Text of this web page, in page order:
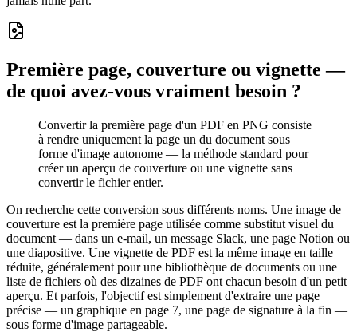
Première page, couverture ou vignette —
de quoi avez-vous vraiment besoin ?
Convertir la première page d'un PDF en PNG consiste
à rendre uniquement la page un du document sous
forme d'image autonome — la méthode standard pour
créer un aperçu de couverture ou une vignette sans
convertir le fichier entier.
On recherche cette conversion sous différents noms. Une image de
couverture est la première page utilisée comme substitut visuel du
document — dans un e-mail, un message Slack, une page Notion ou
une diapositive. Une vignette de PDF est la même image en taille
réduite, généralement pour une bibliothèque de documents ou une
liste de fichiers où des dizaines de PDF ont chacun besoin d'un petit
aperçu. Et parfois, l'objectif est simplement d'extraire une page
précise — un graphique en page 7, une page de signature à la fin —
sous forme d'image partageable.